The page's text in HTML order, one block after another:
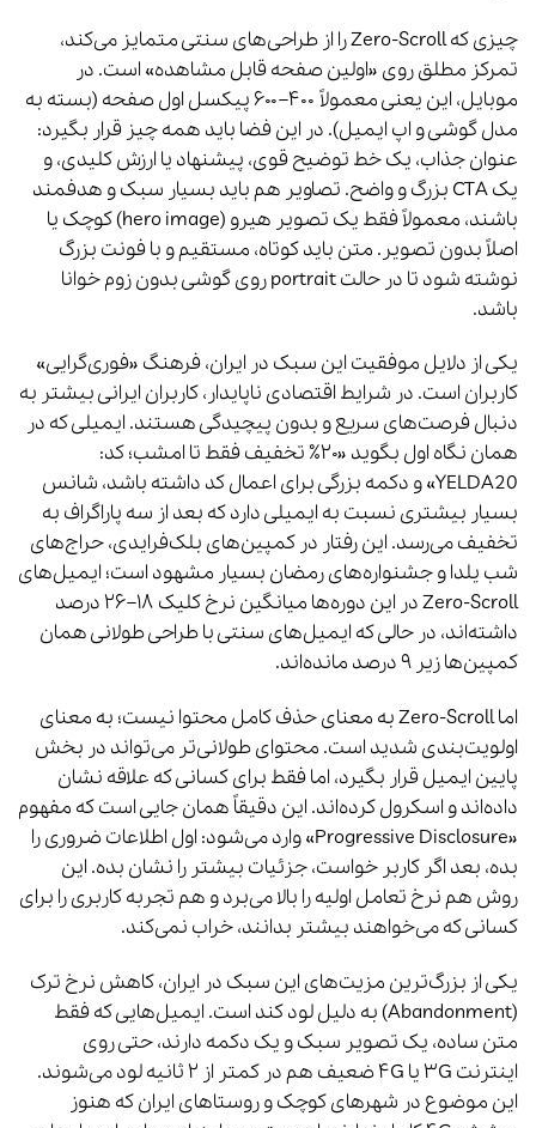
چیزی که Zero-Scroll را از طراحی‌های سنتی متمایز می‌کند،
تمرکز مطلق روی «اولین صفحه قابل مشاهده» است. در
موبایل، این یعنی معمولاً ۴۰۰–۶۰۰ پیکسل اول صفحه (بسته به
مدل گوشی و اپ ایمیل). در این فضا باید همه چیز قرار بگیرد:
عنوان جذاب، یک خط توضیح قوی، پیشنهاد یا ارزش کلیدی، و
یک CTA بزرگ و واضح. تصاویر هم باید بسیار سبک و هدفمند
باشند، معمولاً فقط یک تصویر هیرو (hero image) کوچک یا
اصلاً بدون تصویر. متن باید کوتاه، مستقیم و با فونت بزرگ
نوشته شود تا در حالت portrait روی گوشی بدون زوم خوانا
باشد.
یکی از دلایل موفقیت این سبک در ایران، فرهنگ «فوری‌گرایی»
کاربران است. در شرایط اقتصادی ناپایدار، کاربران ایرانی بیشتر به
دنبال فرصت‌های سریع و بدون پیچیدگی هستند. ایمیلی که در
همان نگاه اول بگوید «۲۰٪ تخفیف فقط تا امشب؛ کد:
YELDA20» و دکمه بزرگی برای اعمال کد داشته باشد، شانس
بسیار بیشتری نسبت به ایمیلی دارد که بعد از سه پاراگراف به
تخفیف می‌رسد. این رفتار در کمپین‌های بلک‌فرایدی، حراج‌های
شب یلدا و جشنواره‌های رمضان بسیار مشهود است؛ ایمیل‌های
Zero-Scroll در این دوره‌ها میانگین نرخ کلیک ۱۸–۲۶ درصد
داشته‌اند، در حالی که ایمیل‌های سنتی با طراحی طولانی همان
کمپین‌ها زیر ۹ درصد مانده‌اند.
اما Zero-Scroll به معنای حذف کامل محتوا نیست؛ به معنای
اولویت‌بندی شدید است. محتوای طولانی‌تر می‌تواند در بخش
پایین ایمیل قرار بگیرد، اما فقط برای کسانی که علاقه نشان
داده‌اند و اسکرول کرده‌اند. این دقیقاً همان جایی است که مفهوم
«Progressive Disclosure» وارد می‌شود: اول اطلاعات ضروری را
بده، بعد اگر کاربر خواست، جزئیات بیشتر را نشان بده. این
روش هم نرخ تعامل اولیه را بالا می‌برد و هم تجربه کاربری را برای
کسانی که می‌خواهند بیشتر بدانند، خراب نمی‌کند.
یکی از بزرگ‌ترین مزیت‌های این سبک در ایران، کاهش نرخ ترک
(Abandonment) به دلیل لود کند است. ایمیل‌هایی که فقط
متن ساده، یک تصویر سبک و یک دکمه دارند، حتی روی
اینترنت ۳G یا ۴G ضعیف هم در کمتر از ۲ ثانیه لود می‌شوند.
این موضوع در شهرهای کوچک و روستاهای ایران که هنوز